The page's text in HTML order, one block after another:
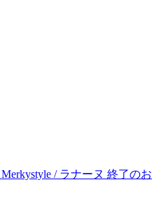
/ ラナーヌ 終了のお